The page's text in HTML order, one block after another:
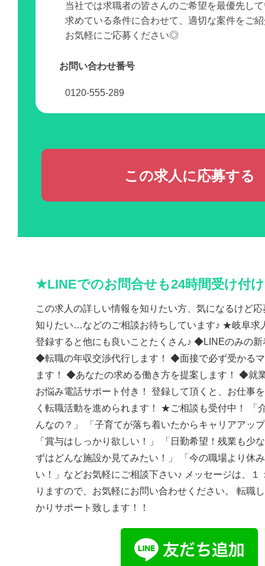
当社では求職者の皆さんのご希望を最優先し
求めている条件に合わせて、適切な案件をご
お気軽にご応募ください◎
お問い合わせ番号
0120-555-289
この求人に応募する
★LINEでのお問合せも24時間受け付
この求人の詳しい情報を知りたい方、気になるけど
知りたい…などのご相談お待ちしています♪ ★岐阜求
登録すると他にも良いことたくさん♪ ◆LINEのみの
◆転職の年収交渉代行します！ ◆面接で必ず受かる
ます！ ◆あなたの求める働き方を提案します！ ◆就
お悩み電話サポート付き！ 登録して頂くと、お仕事
く転職活動を進められます！ ★ご相談も受付中！ 「
んなの？」 「子育てが落ち着いたからキャリアアッ
「賞与はしっかり欲しい！」 「日勤希望！残業も少
ずはどんな施設か見てみたい！」 「今の職場より休
い！」などお気軽にご相談下さい♪ メッセージは、１
りますので、お気軽にお問い合わせください。 転職
かりサポート致します！！